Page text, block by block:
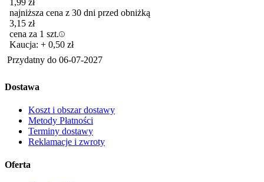
najniższa cena z 30 dni przed obniżką
3,15 zł
cena za 1 szt.
Kaucja: + 0,50 zł
Przydatny do 06-07-2027
Dostawa
Koszt i obszar dostawy
Metody Płatności
Terminy dostawy
Reklamacje i zwroty
Oferta